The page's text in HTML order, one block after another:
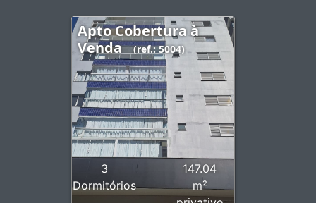
Apto Cobertura à
Venda
(ref.: 5004)
3
Dormitórios
147.04
m²